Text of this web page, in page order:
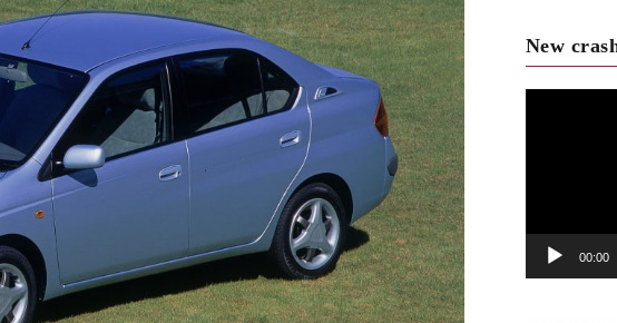
New
動
00:00